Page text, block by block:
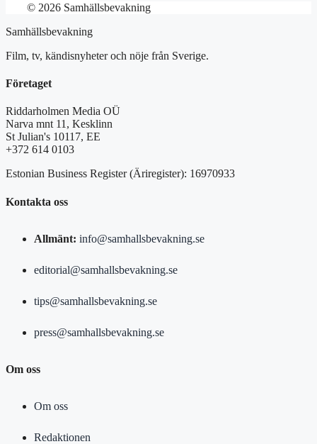
© 2026 Samhällsbevakning
Samhällsbevakning
Film, tv, kändisnyheter och nöje från Sverige.
Företaget
Riddarholmen Media OÜ
Narva mnt 11, Kesklinn
St Julian's 10117, EE
+372 614 0103
Estonian Business Register (Äriregister): 16970933
Kontakta oss
Allmänt: info@samhallsbevakning.se
editorial@samhallsbevakning.se
tips@samhallsbevakning.se
press@samhallsbevakning.se
Om oss
Om oss
Redaktionen